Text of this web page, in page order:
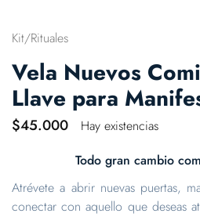
Kit/Rituales
Vela Nuevos
Llave para
$45.000
Hay existencias
Todo gran cambio
Atrévete a abrir nuevas puertas,
conectar con aquello que deseas